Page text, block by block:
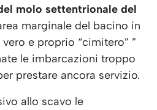
molo settentrionale del
marginale del bacino in
e proprio “cimitero” ”
le imbarcazioni troppo
prestare ancora servizio.
allo scavo le